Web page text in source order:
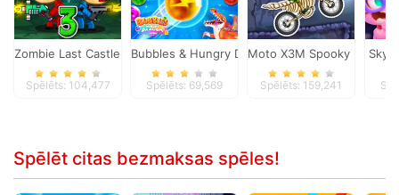
Zombie Last Castle 3
Spēlēts: 104,477
Bubbles & Hungry Dragon
Spēlēts: 69,569
Moto X3M Spooky Land
Spēlēts: 159,241
Spēlēt citas bezmaksas spēles!